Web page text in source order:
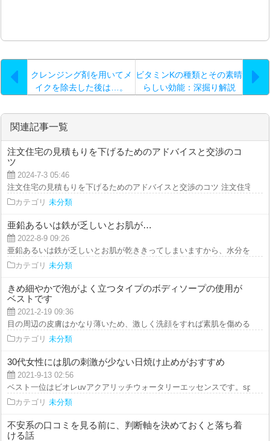
クレンジング剤を用いてメ
イクを除去した後は…。
ビタミンKの種類とその素晴
らしい効能：深掘り解説
関連記事一覧
注文住宅の見積もりを下げるためのアドバイスと交渉のコ
ツ
2024-7-3 05:46
注文住宅の見積もりを下げるためのアドバイスと交渉のコツ 注文住宅を
カテゴリ 未分類
亜鉛あるいは鉄が乏しいとお肌が…
2022-8-9 09:26
亜鉛あるいは鉄が乏しいとお肌が乾ききってしまいますから、水分をキー
カテゴリ 未分類
きめ細やかで泡がよく立つタイプのボディソープの使用が
ベストです
2021-2-19 09:36
目の周辺の皮膚はかなり薄いため、激しく洗顔をすれば素肌を傷めること
カテゴリ 未分類
30代女性には肌の刺激が少ない日焼け止めがおすすめ
2021-9-13 02:56
ベスト一位はビオレuvアクアリッチウォータリーエッセンスです。
カテゴリ 未分類
不安系の口コミを見る前に、判断軸を決めておくと落ち着
ける話